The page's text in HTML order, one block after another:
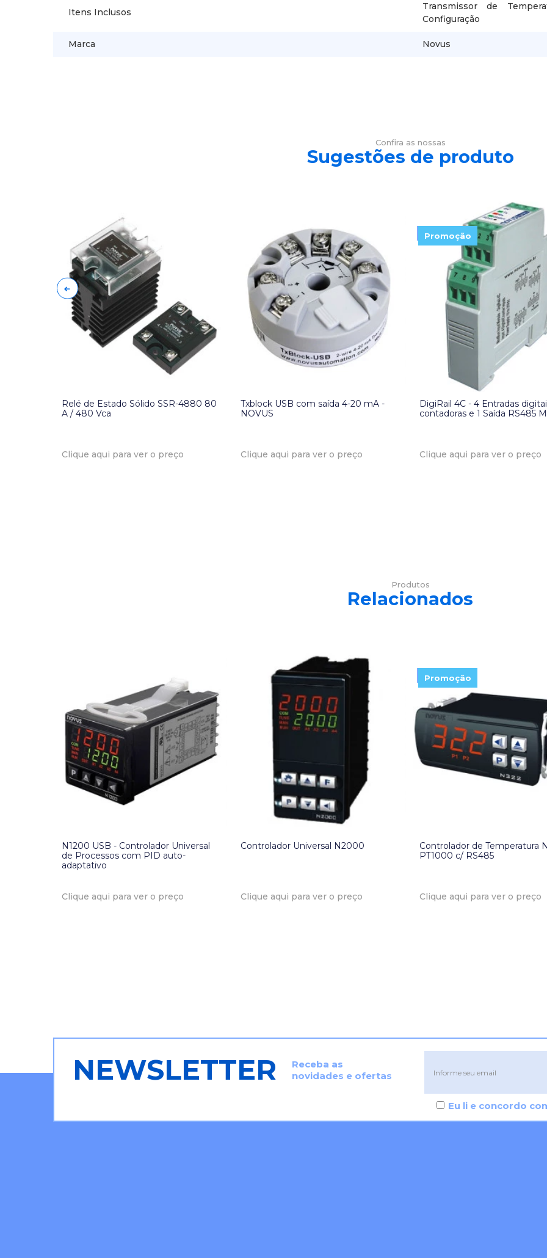
Itens Inclusos
Transmissor de
Configuração
Marca Novus
Confira as nossas
Sugestões de produto
Relé de Estado Sólido SSR-4880 80
A / 480 Vca
Clique aqui para ver o preço
Txblock USB com saída 4-20 mA -
NOVUS
Clique aqui para ver o preço
Promoção
DigiRail 4C - 4 Entradas
contadoras e 1 Saída RS485
Clique aqui para ver o preço
Produtos
Relacionados
N1200 USB - Controlador Universal
de Processos com PID auto-
adaptativo
Clique aqui para ver o preço
Controlador Universal N2000
Clique aqui para ver o preço
Promoção
Controlador de Temperatura
PT1000 c/ RS485
Clique aqui para ver o preço
NEWSLETTER
Receba as
novidades e ofertas
Eu li e concordo